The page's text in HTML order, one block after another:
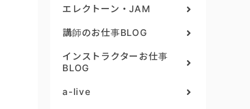
エレクトーン・JAM
講師のお仕事BLOG
インストラクターお仕事
BLOG
a-live